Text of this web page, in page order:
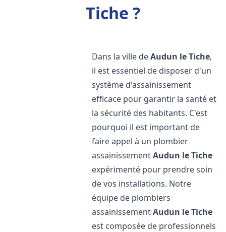
Tiche ?
Dans la ville deAudun le Tiche,
il est essentiel de disposer d'un
système d'assainissement
efficace pour garantir la santé et
la sécurité des habitants. C'est
pourquoi il est important de
faire appel à un plombier
assainissementAudun le Tiche
expérimenté pour prendre soin
de vos installations. Notre
équipe de plombiers
assainissementAudun le Tiche
est composée de professionnels